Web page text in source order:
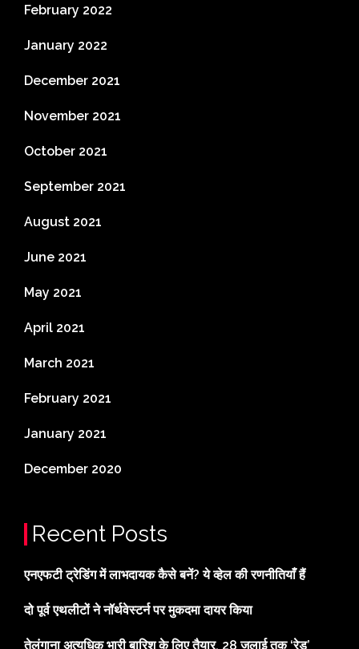
February 2022
January 2022
December 2021
November 2021
October 2021
September 2021
August 2021
June 2021
May 2021
April 2021
March 2021
February 2021
January 2021
December 2020
Recent Posts
एनएफटी ट्रेडिंग में लाभदायक कैसे बनें? ये व्हेल की रणनीतियाँ हैं
दो पूर्व एथलीटों ने नॉर्थवेस्टर्न पर मुकदमा दायर किया
तेलंगाना अत्यधिक भारी बारिश के लिए तैयार, 28 जुलाई तक ‘रेड’